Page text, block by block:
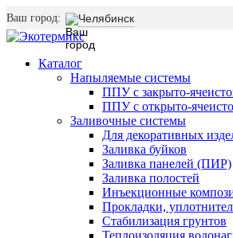
Ваш город: Челябинск
Каталог
Напыляемые системы
ППУ с закрыто-
ППУ с открыто-
Заливочные системы
Для декоративных
Заливка буйков
Заливка панелей (ПИР)
Заливка полостей
Инъекционные
Прокладки,
Стабилизация грунтов
Теплоизоляция